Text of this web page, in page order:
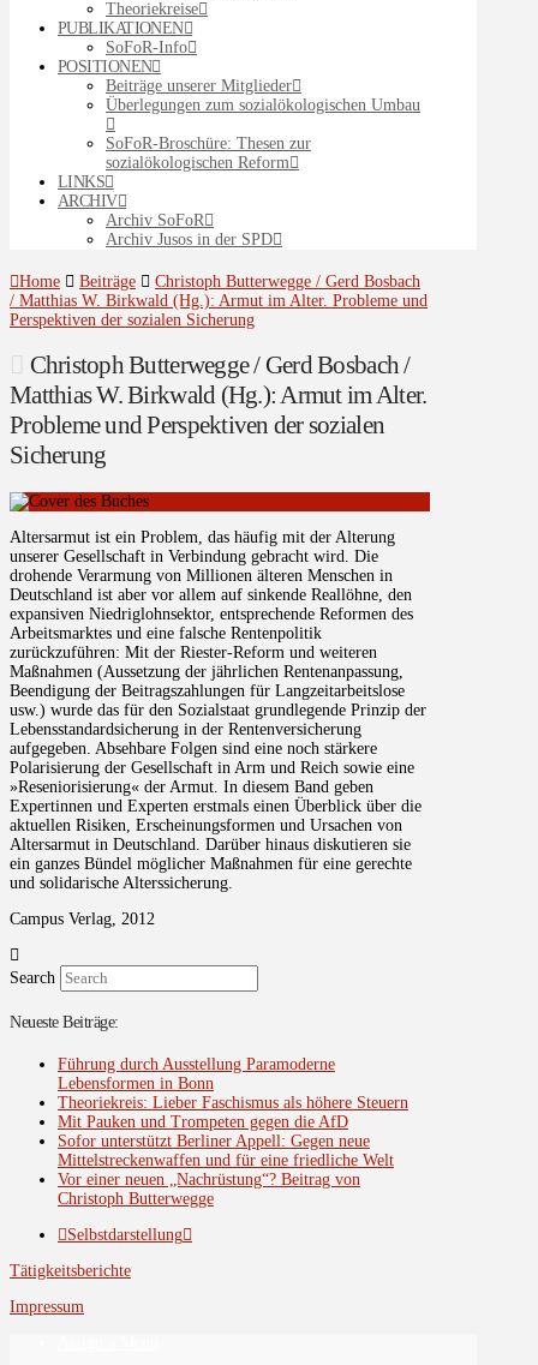
Theoriekreise
PUBLIKATIONEN
SoFoR-Info
POSITIONEN
Beiträge unserer Mitglieder
Überlegungen zum sozialökologischen Umbau
SoFoR-Broschüre: Thesen zur
sozialökologischen Reform
LINKS
ARCHIV
Archiv SoFoR
Archiv Jusos in der SPD
Home Beiträge
Christoph Butterwegge / Gerd Bosbach
/ Matthias W. Birkwald (Hg.): Armut im Alter. Probleme und
Perspektiven der sozialen Sicherung
Christoph Butterwegge / Gerd Bosbach /
Matthias W. Birkwald (Hg.): Armut im Alter.
Probleme und Perspektiven der sozialen
Sicherung
Altersarmut ist ein Problem, das häufig mit der Alterung
unserer Gesellschaft in Verbindung gebracht wird. Die
drohende Verarmung von Millionen älteren Menschen in
Deutschland ist aber vor allem auf sinkende Reallöhne, den
expansiven Niedriglohnsektor, entsprechende Reformen des
Arbeitsmarktes und eine falsche Rentenpolitik
zurückzuführen: Mit der Riester-Reform und weiteren
Maßnahmen (Aussetzung der jährlichen Rentenanpassung,
Beendigung der Beitragszahlungen für Langzeitarbeitslose
usw.) wurde das für den Sozialstaat grundlegende Prinzip der
Lebensstandardsicherung in der Rentenversicherung
aufgegeben. Absehbare Folgen sind eine noch stärkere
Polarisierung der Gesellschaft in Arm und Reich sowie eine
»Reseniorisierung« der Armut. In diesem Band geben
Expertinnen und Experten erstmals einen Überblick über die
aktuellen Risiken, Erscheinungsformen und Ursachen von
Altersarmut in Deutschland. Darüber hinaus diskutieren sie
ein ganzes Bündel möglicher Maßnahmen für eine gerechte
und solidarische Alterssicherung.
Campus Verlag, 2012
Search
Neueste Beiträge:
Führung durch Ausstellung Paramoderne
Lebensformen in Bonn
Theoriekreis: Lieber Faschismus als höhere Steuern
Mit Pauken und Trompeten gegen die AfD
Sofor unterstützt Berliner Appell: Gegen neue
Mittelstreckenwaffen und für eine friedliche Welt
Vor einer neuen „Nachrüstung“? Beitrag von
Christoph Butterwegge
Selbstdarstellung
Tätigkeitsberichte
Impressum